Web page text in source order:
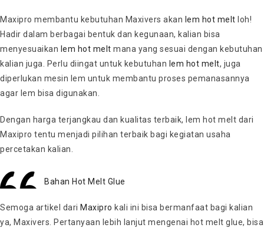
Maxipro membantu kebutuhan Maxivers akan lem hot melt loh!
Hadir dalam berbagai bentuk dan kegunaan, kalian bisa
menyesuaikan lem hot melt mana yang sesuai dengan kebutuhan
kalian juga. Perlu diingat untuk kebutuhan lem hot melt, juga
diperlukan mesin lem untuk membantu proses pemanasannya
agar lem bisa digunakan.
Dengan harga terjangkau dan kualitas terbaik, lem hot melt dari
Maxipro tentu menjadi pilihan terbaik bagi kegiatan usaha
percetakan kalian.
Bahan Hot Melt Glue
Semoga artikel dari Maxipro kali ini bisa bermanfaat bagi kalian
ya, Maxivers. Pertanyaan lebih lanjut mengenai hot melt glue, bisa